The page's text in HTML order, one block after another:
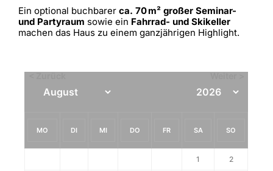
Ein optional buchbarer ca. 70 m² großer Seminar-
und Partyraum sowie ein Fahrrad- und Skikeller
machen das Haus zu einem ganzjährigen Highlight.
MO DI MI DO FR SA SO
1 2